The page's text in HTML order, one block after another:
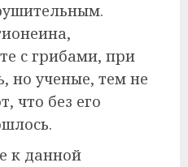
с грибами, при
но ученые, тем не
что без его
к данной